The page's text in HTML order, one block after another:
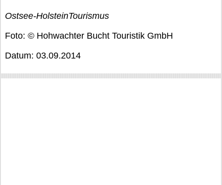
Ostsee-HolsteinTourismus
Foto: © Hohwachter Bucht Touristik GmbH
Datum: 03.09.2014